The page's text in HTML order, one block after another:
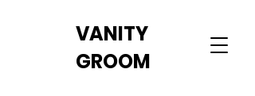
VANITY
GROOM